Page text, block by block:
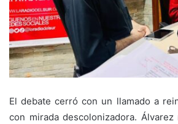
El debate cerró con un llamado a
con mirada descolonizadora.